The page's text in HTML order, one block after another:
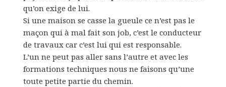
qu’on exige de lui.
Si une maison se casse la gueule ce n’est pas le
maçon qui à mal fait son job, c’est le conducteur
de travaux car c’est lui qui est responsable.
L’un ne peut pas aller sans l’autre et avec les
formations techniques nous ne faisons qu’une
toute petite partie du chemin.